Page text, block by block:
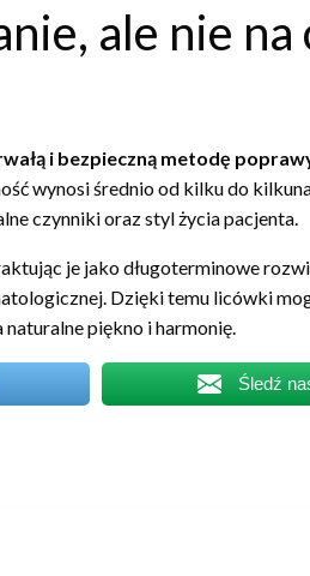
ale nie na
i bezpieczną metodę
wynosi średnio od kilku do
czynniki oraz styl życia pacjenta.
je jako długoterminowe
Dzięki temu licówki
naturalne piękno i harmonię.
Śledź